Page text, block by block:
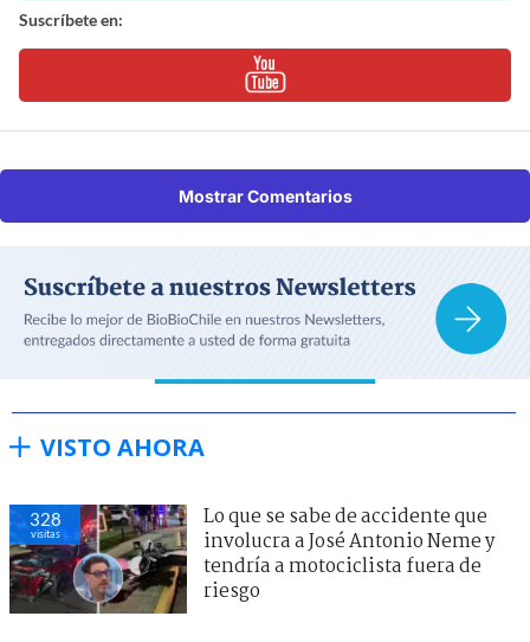
Suscríbete en:
Mostrar Comentarios
VISTO AHORA
328
visitas
Lo que se sabe de accidente que
involucra a José Antonio Neme y
tendría a motociclista fuera de
riesgo